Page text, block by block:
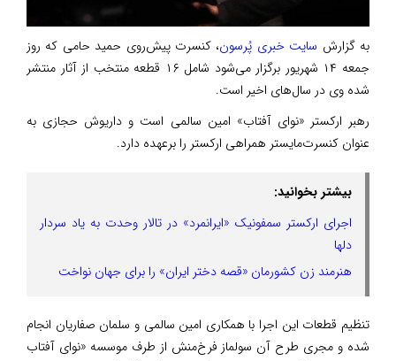
به گزارش سایت خبری پُرسون، کنسرت پیش‌روی حمید حامی که روز
جمعه ۱۴ شهریور برگزار می‌شود شامل ۱۶ قطعه منتخب از آثار منتشر
شده وی در سال‌های اخیر است.
رهبر ارکستر «نوای آفتاب» امین سالمی است و داریوش حجازی به
عنوان کنسرت‌مایستر همراهی ارکستر را برعهده دارد.
بیشتر بخوانید:
اجرای ارکستر سمفونیک «ایرانمرد» در تالار وحدت به یاد سردار
دلها
هنرمند زن کشورمان «قصه‌ دختر ایران» را برای جهان نواخت
تنظیم قطعات این اجرا با همکاری امین سالمی و سلمان صفاریان انجام
شده و مجری طرح آن سولماز فرخ‌منش از طرف موسسه «نوای آفتاب